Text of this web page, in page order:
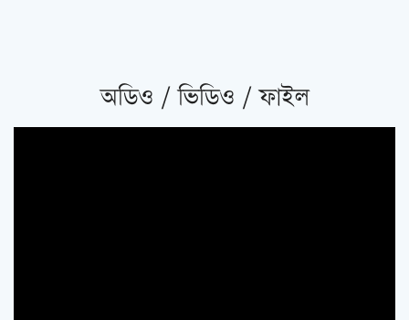
অডিও / ভিডিও / ফাইল